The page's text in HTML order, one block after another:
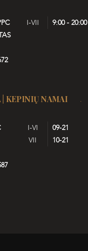
I-VII 9:00 - 20:00
| KEPINIŲ NAMAI
I-VI
09-21
VII
10-21